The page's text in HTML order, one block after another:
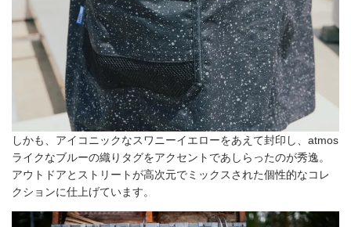
しかも、アイコニックなスワニーイエローをあえて封印し、atmos
ライクなブルーの織りタグをアクセントであしらったのが秀逸。
アウトドアとストリートが高次元でミックスされた個性的なコレ
クションに仕上げています。